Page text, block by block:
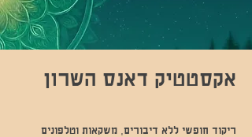
אקסטטיק דאנס השרון
ריקוד חופשי ללא דיבורים, משקאות וטלפונים